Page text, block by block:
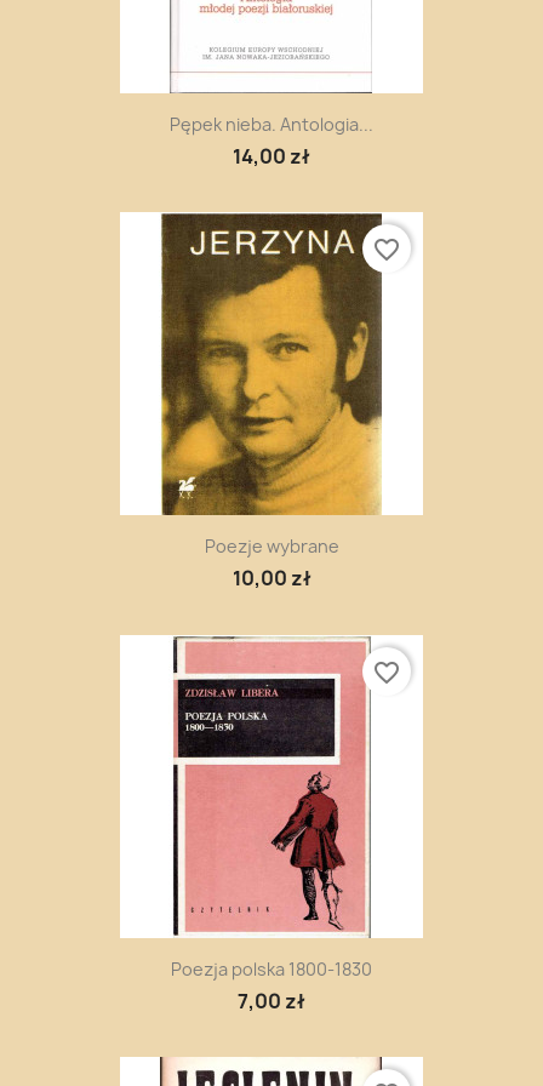
Pępek nieba. Antologia...
14,00 zł
Poezje wybrane
10,00 zł
favorite_border
Poezja polska 1800-1830
7,00 zł
favorite_border